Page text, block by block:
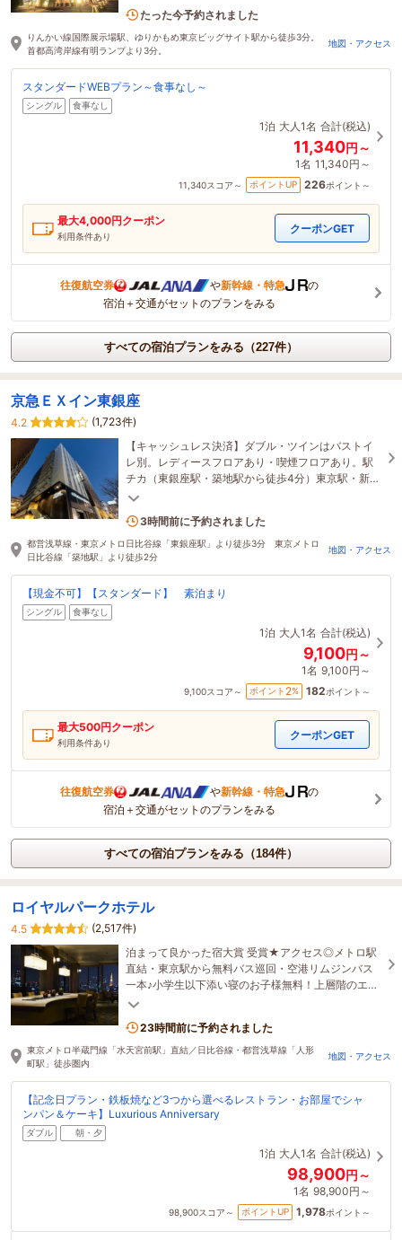
12名がこの宿を見ています
たった今予約されました
りんかい線国際展示場駅、ゆりかもめ東京ビッグサイト駅から徒歩3分。
首都高湾岸線有明ランプより3分。
地図・アクセス
スタンダードWEBプラン～食事なし～
シングル 食事なし
1泊 大人1名 合計(税込)
11,340円～
1名 11,340円～
11,340スコア～ ポイントUP 226ポイント～
最大4,000円クーポン
利用条件あり
クーポンGET
往復航空券 や新幹線・特急
の
宿泊＋交通がセットのプランをみる
すべての宿泊プランをみる（227件）
京急ＥＸイン東銀座
4.2
(1,723件)
【キャッシュレス決済】ダブル・ツインはバストイ
レ別。レディースフロアあり・喫煙フロアあり。駅
チカ（東銀座駅・築地駅から徒歩4分）東京駅・新
橋・日本橋へも好アクセス。★基本11時チェックア
2名がこの宿を見ています
3時間前に予約されました
都営浅草線・東京メトロ日比谷線「東銀座駅」より徒歩3分 東京メトロ
日比谷線「築地駅」より徒歩2分
地図・アクセス
【現金不可】【スタンダード】 素泊まり
シングル 食事なし
1泊 大人1名 合計(税込)
9,100円～
1名 9,100円～
9,100スコア～ ポイント 2% 182ポイント～
最大500円クーポン
利用条件あり
クーポンGET
往復航空券 や新幹線・特急
の
宿泊＋交通がセットのプランをみる
すべての宿泊プランをみる（184件）
ロイヤルパークホテル
4.5
(2,517件)
泊まって良かった宿大賞 受賞★アクセス◎メトロ駅
直結・東京駅から無料バス巡回・空港リムジンバス
一本♪小学生以下添い寝のお子様無料！上層階のエグ
ゼクティブフロアで、ワンランク上のご滞在を。
23時間前に予約されました
東京メトロ半蔵門線「水天宮前駅」直結／日比谷線・都営浅草線「人形
町駅」徒歩圏内
地図・アクセス
【記念日プラン・鉄板焼など3つから選べるレストラン・お部屋でシャ
ンパン＆ケーキ】Luxurious Anniversary
ダブル 朝・夕
1泊 大人1名 合計(税込)
98,900円～
1名 98,900円～
98,900スコア～ ポイントUP 1,978ポイント～